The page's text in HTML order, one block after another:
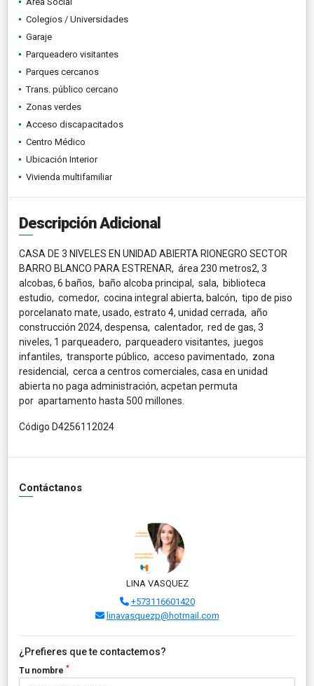
Colegios / Universidades
Garaje
Parqueadero visitantes
Parques cercanos
Trans. público cercano
Zonas verdes
Acceso discapacitados
Centro Médico
Ubicación Interior
Vivienda multifamiliar
Descripción Adicional
CASA DE 3 NIVELES EN UNIDAD ABIERTA RIONEGRO SECTOR
BARRO BLANCO PARA ESTRENAR, área 230 metros2, 3
alcobas, 6 baños, baño alcoba principal, sala, biblioteca
estudio, comedor, cocina integral abierta, balcón, tipo de piso
porcelanato mate, usado, estrato 4, unidad cerrada, año
construcción 2024, despensa, calentador, red de gas, 3
niveles, 1 parqueadero, parqueadero visitantes, juegos
infantiles, transporte público, acceso pavimentado, zona
residencial, cerca a centros comerciales, casa en unidad
abierta no paga administración, acpetan permuta
por apartamento hasta 500 millones.
Código D4256112024
Contáctanos
LINA VASQUEZ
+573116601420
linavasquezp@hotmail.com
¿Prefieres que te contactemos?
Tu nombre *